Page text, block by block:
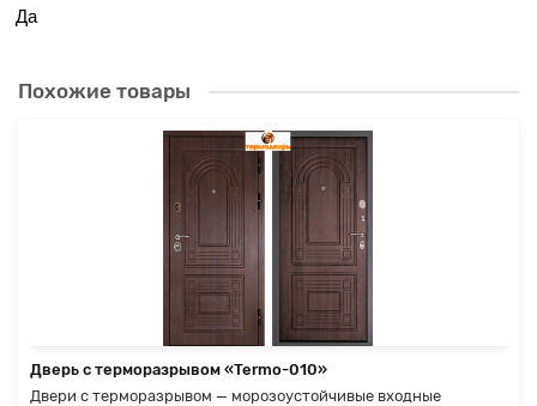
Да
Похожие товары
Дверь с терморазрывом «Termo-010»
Двери с терморазрывом — морозоустойчивые входные